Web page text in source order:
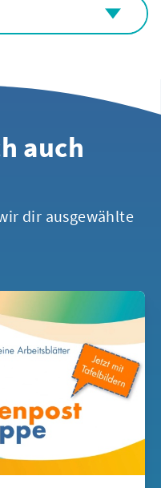
auch
dir ausgewählte